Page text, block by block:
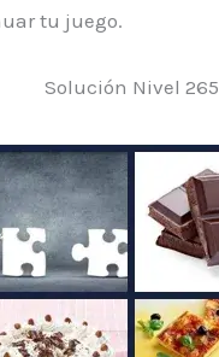
tu juego.
Solución Nivel 265